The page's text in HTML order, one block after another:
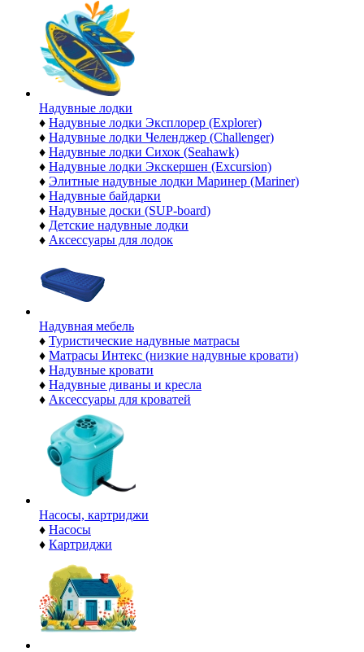
Надувные лодки
♦ Надувные лодки Эксплорер (Explorer)
♦ Надувные лодки Челенджер (Challenger)
♦ Надувные лодки Сихок (Seahawk)
♦ Надувные лодки Экскершен (Excursion)
♦ Элитные надувные лодки Маринер (Mariner)
♦ Надувные байдарки
♦ Надувные доски (SUP-board)
♦ Детские надувные лодки
♦ Аксессуары для лодок
Надувная мебель
♦ Туристические надувные матрасы
♦ Матрасы Интекс (низкие надувные кровати)
♦ Надувные кровати
♦ Надувные диваны и кресла
♦ Аксессуары для кроватей
Насосы, картриджи
♦ Насосы
♦ Картриджи